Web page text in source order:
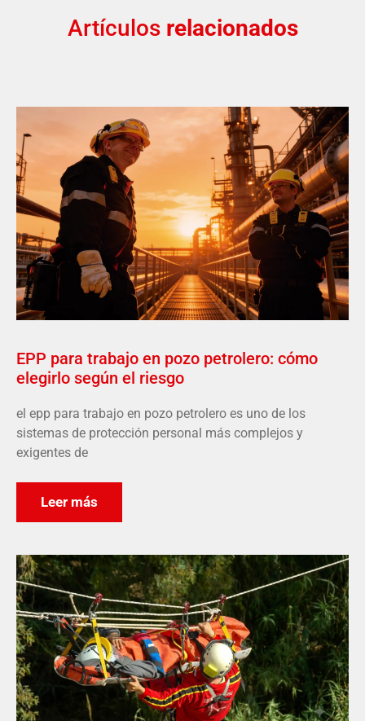
Artículos relacionados
EPP para trabajo en pozo petrolero: cómo
elegirlo según el riesgo
el epp para trabajo en pozo petrolero es uno de los
sistemas de protección personal más complejos y
exigentes de
Leer más